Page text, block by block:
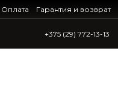
Оплата Гарантия и возврат
+375 (29) 772-13-13